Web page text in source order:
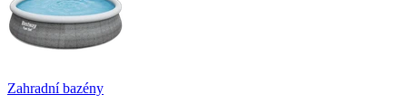
Zahradní bazény